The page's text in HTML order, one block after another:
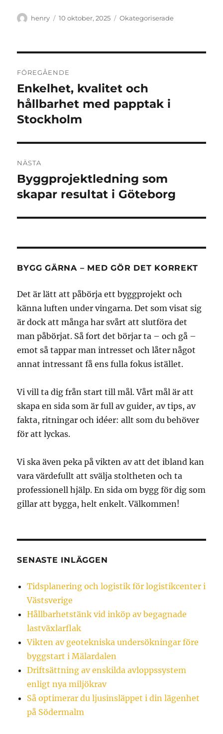
Författare
henry
Publicerat
10 oktober, 2025 Kategorier
Okategoriserade
FÖREGÅENDE
Föregående
inlägg:
Enkelhet, kvalitet och
hållbarhet med papptak i
Stockholm
NÄSTA
Nästa
inlägg:
Byggprojektledning som
skapar resultat i Göteborg
BYGG GÄRNA – MED GÖR DET KORREKT
Det är lätt att påbörja ett byggprojekt och
känna luften under vingarna. Det som visat sig
är dock att många har svårt att slutföra det
man påbörjat. Så fort det börjar ta – och gå –
emot så tappar man intresset och låter något
annat intressant få ens fulla fokus istället.
Vi vill ta dig från start till mål. Vårt mål är att
skapa en sida som är full av guider, av tips, av
fakta, ritningar och idéer: allt som du behöver
för att lyckas.
Vi ska även peka på vikten av att det ibland kan
vara värdefullt att svälja stoltheten och ta
professionell hjälp. En sida om bygg för dig som
gillar att bygga, helt enkelt. Välkommen!
SENASTE INLÄGGEN
Tidsplanering och logistik för logistikcenter i
Västsverige
Hållbarhetstänk vid inköp av begagnade
lastväxlarflak
Vikten av geotekniska undersökningar före
byggstart i Mälardalen
Driftsättning av enskilda avloppssystem
enligt nya miljökrav
Så optimerar du ljusinsläppet i din lägenhet
på Södermalm